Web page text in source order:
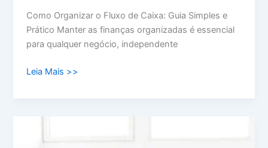
Como Organizar o Fluxo de Caixa: Guia Simples e
Prático Manter as finanças organizadas é essencial
para qualquer negócio, independente
Leia Mais >>